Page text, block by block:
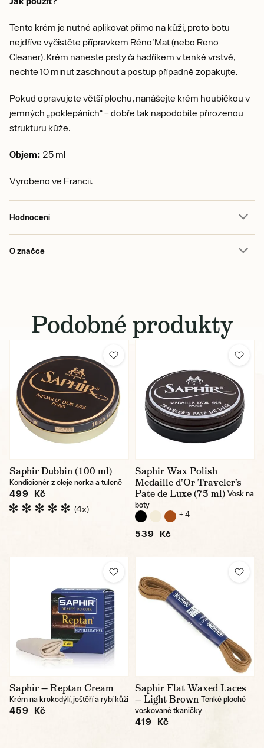
Tento krém je nutné aplikovat přímo na kůži, proto botu
nejdříve vyčistěte přípravkem Réno'Mat (nebo Reno
Cleaner). Krém naneste prsty či hadříkem v tenké vrstvě,
nechte 10 minut zaschnout a postup případně zopakujte.
Pokud opravujete větší plochu, nanášejte krém houbičkou v
jemných „poklepáních“ – dobře tak napodobíte přirozenou
strukturu kůže.
Objem: 25 ml
Vyrobeno ve Francii.
Hodnocení
O značce
Podobné produkty
Saphir Dubbin (100 ml)
Kondicionér z oleje norka a tuleně
499 Kč
(4x)
Saphir Wax Polish
Medaille d'Or Traveler's
Pate de Luxe (75 ml) Vosk na
boty
+ 4
539 Kč
Saphir — Reptan Cream
Krém na krokodýlí, ještěří a rybí kůži
459 Kč
Saphir Flat Waxed Laces
— Light Brown Tenké ploché
voskované tkaničky
419 Kč